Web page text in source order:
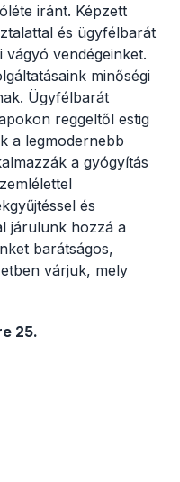
iránt. Képzett
és ügyfélbarát
vendégeinket.
minőségi
Ügyfélbarát
reggeltől estig
a legmodernebb
a gyógyítás
és
járulunk hozzá a
barátságos,
várjuk, mely
25.